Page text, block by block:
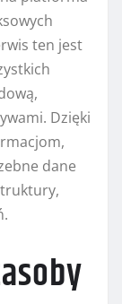
ten jest
Dzięki
dane